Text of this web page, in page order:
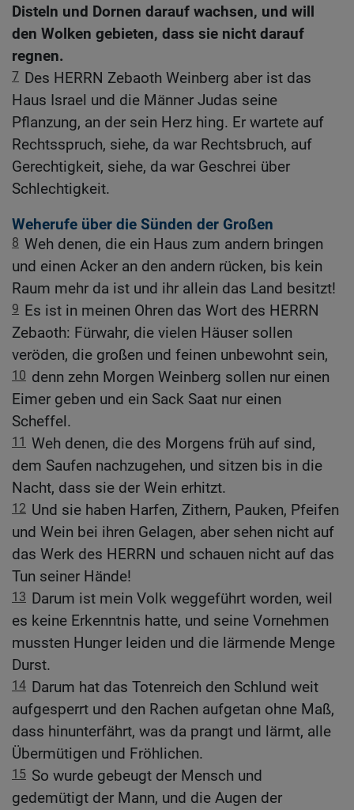
Disteln und Dornen darauf wachsen, und will
den Wolken gebieten, dass sie nicht darauf
regnen.
7 Des HERRN Zebaoth Weinberg aber ist das
Haus Israel und die Männer Judas seine
Pflanzung, an der sein Herz hing. Er wartete auf
Rechtsspruch, siehe, da war Rechtsbruch, auf
Gerechtigkeit, siehe, da war Geschrei über
Schlechtigkeit.
Weherufe über die Sünden der Großen
8 Weh denen, die ein Haus zum andern bringen
und einen Acker an den andern rücken, bis kein
Raum mehr da ist und ihr allein das Land besitzt!
9 Es ist in meinen Ohren das Wort des HERRN
Zebaoth: Fürwahr, die vielen Häuser sollen
veröden, die großen und feinen unbewohnt sein,
10 denn zehn Morgen Weinberg sollen nur einen
Eimer geben und ein Sack Saat nur einen
Scheffel.
11 Weh denen, die des Morgens früh auf sind,
dem Saufen nachzugehen, und sitzen bis in die
Nacht, dass sie der Wein erhitzt.
12 Und sie haben Harfen, Zithern, Pauken, Pfeifen
und Wein bei ihren Gelagen, aber sehen nicht auf
das Werk des HERRN und schauen nicht auf das
Tun seiner Hände!
13 Darum ist mein Volk weggeführt worden, weil
es keine Erkenntnis hatte, und seine Vornehmen
mussten Hunger leiden und die lärmende Menge
Durst.
14 Darum hat das Totenreich den Schlund weit
aufgesperrt und den Rachen aufgetan ohne Maß,
dass hinunterfährt, was da prangt und lärmt, alle
Übermütigen und Fröhlichen.
15 So wurde gebeugt der Mensch und
gedemütigt der Mann, und die Augen der